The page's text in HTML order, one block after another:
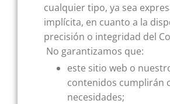
cualquier tipo, ya sea
implícita, en cuanto a la
precisión o integridad del
No garantizamos que:
este sitio web o
contenidos cumplirán
necesidades;